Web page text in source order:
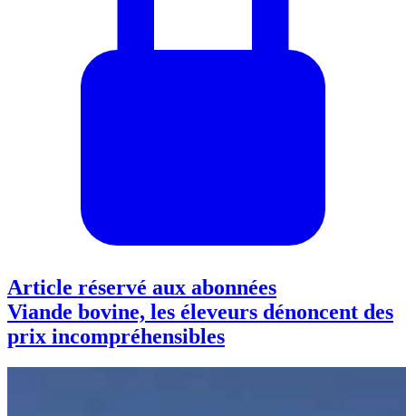
Article réservé aux abonnées
Viande bovine, les éleveurs dénoncent des
prix incompréhensibles